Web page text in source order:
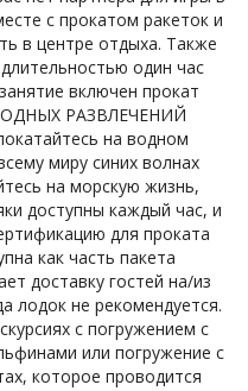
с прокатом ракеток и
в центре отдыха. Также
один час
включен прокат
РАЗВЛЕЧЕНИЙ
на водном
миру синих волнах
на морскую жизнь,
доступны каждый час, и
для проката
как часть пакета
доставку гостей на/из
лодок не рекомендуется.
с погружением с
или погружение с
которое проводится